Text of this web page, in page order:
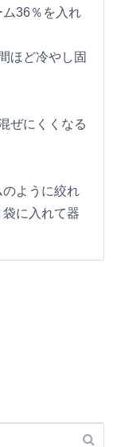
36％を入れ
ほど冷やし固
ぜにくくなる
ように絞れ
に入れて器